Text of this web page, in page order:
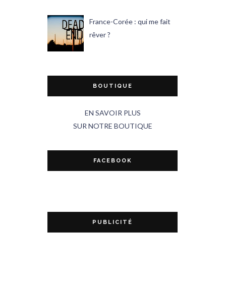
France-Corée : qui me fait
rêver ?
BOUTIQUE
EN SAVOIR PLUS
SUR NOTRE BOUTIQUE
FACEBOOK
PUBLICITÉ